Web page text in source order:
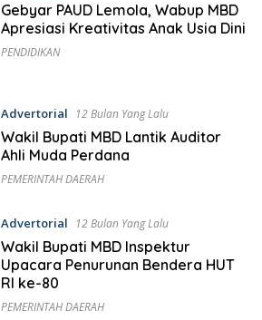
Gebyar PAUD Lemola, Wabup MBD
Apresiasi Kreativitas Anak Usia Dini
PENDIDIKAN
Advertorial 12 Bulan Yang Lalu
Wakil Bupati MBD Lantik Auditor
Ahli Muda Perdana
PEMERINTAH DAERAH
Advertorial 12 Bulan Yang Lalu
Wakil Bupati MBD Inspektur
Upacara Penurunan Bendera HUT
RI ke-80
PEMERINTAH DAERAH